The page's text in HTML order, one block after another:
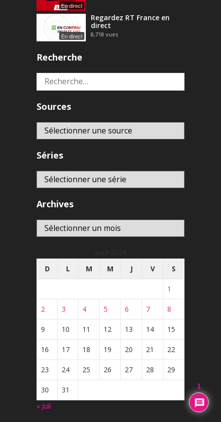
En direct
En direct
Regardez RT France en
direct
8,718 vues
Recherche
Rechercher :
Sources
Séries
Archives
Archives
D
L M M J V S
1
2 3 4 5 6 7 8
9 10 11 12 13 14 15
16 17 18 19 20 21 22
23 24 25 26 27 28 29
30
31
« Juil
1